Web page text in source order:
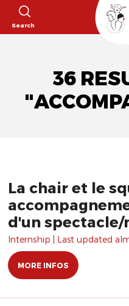
Search
36
La chair et le
d'un spectacle/
Internship | Last updated
MORE INFOS